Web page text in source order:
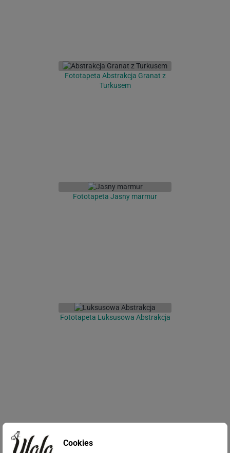
Fototapeta Abstrakcja Granat z
Turkusem
Fototapeta Jasny marmur
Fototapeta Luksusowa Abstrakcja
Fototapeta Niebieska Abstrakcja
Cookies